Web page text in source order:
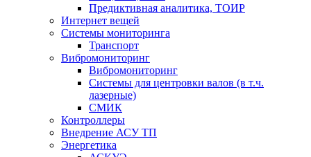
Предиктивная аналитика, ТОИР
Интернет вещей
Системы мониторинга
Транспорт
Вибромониторинг
Вибромониторинг
Системы для центровки валов (в т.ч.
лазерные)
СМИК
Контроллеры
Внедрение АСУ ТП
Энергетика